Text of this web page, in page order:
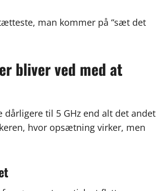
man kommer på “sæt det
bliver ved med at
dårligere til 5 GHz end alt det andet
hvor opsætning virker, men